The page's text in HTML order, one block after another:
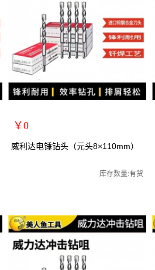
￥0
扩展说明：
单位：
威利达电锤钻头（元头8×110mm）
库存数量:有货